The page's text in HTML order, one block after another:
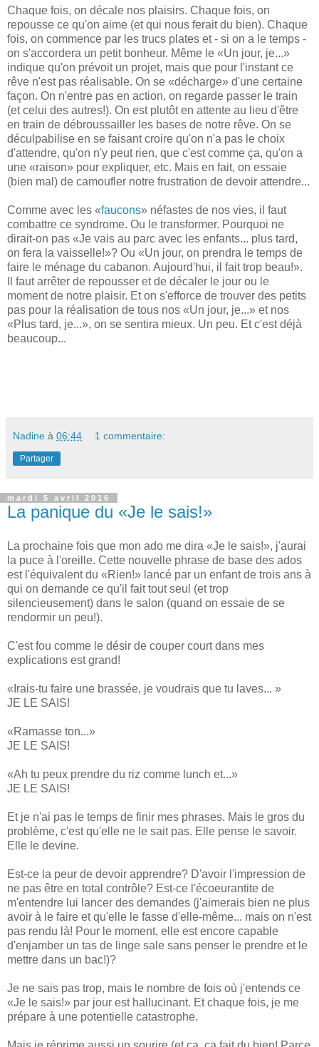
Chaque fois, on décale nos plaisirs. Chaque fois, on
repousse ce qu'on aime (et qui nous ferait du bien). Chaque
fois, on commence par les trucs plates et - si on a le temps -
on s'accordera un petit bonheur. Même le «Un jour, je...»
indique qu'on prévoit un projet, mais que pour l'instant ce
rêve n'est pas réalisable. On se «décharge» d'une certaine
façon. On n'entre pas en action, on regarde passer le train
(et celui des autres!). On est plutôt en attente au lieu d'être
en train de débroussailler les bases de notre rêve. On se
déculpabilise en se faisant croire qu'on n'a pas le choix
d'attendre, qu'on n'y peut rien, que c'est comme ça, qu'on a
une «raison» pour expliquer, etc. Mais en fait, on essaie
(bien mal) de camoufler notre frustration de devoir attendre...
Comme avec les «faucons» néfastes de nos vies, il faut
combattre ce syndrome. Ou le transformer. Pourquoi ne
dirait-on pas «Je vais au parc avec les enfants... plus tard,
on fera la vaisselle!»? Ou «Un jour, on prendra le temps de
faire le ménage du cabanon. Aujourd'hui, il fait trop beau!».
Il faut arrêter de repousser et de décaler le jour ou le
moment de notre plaisir. Et on s'efforce de trouver des petits
pas pour la réalisation de tous nos «Un jour, je...» et nos
«Plus tard, je...», on se sentira mieux. Un peu. Et c'est déjà
beaucoup...
Nadine à 06:44 1 commentaire:
Partager
mardi 5 avril 2016
La panique du «Je le sais!»
La prochaine fois que mon ado me dira «Je le sais!», j'aurai
la puce à l'oreille. Cette nouvelle phrase de base des ados
est l'équivalent du «Rien!» lancé par un enfant de trois ans à
qui on demande ce qu'il fait tout seul (et trop
silencieusement) dans le salon (quand on essaie de se
rendormir un peu!).
C'est fou comme le désir de couper court dans mes
explications est grand!
«Irais-tu faire une brassée, je voudrais que tu laves... »
JE LE SAIS!
«Ramasse ton...»
JE LE SAIS!
«Ah tu peux prendre du riz comme lunch et...»
JE LE SAIS!
Et je n'ai pas le temps de finir mes phrases. Mais le gros du
problème, c'est qu'elle ne le sait pas. Elle pense le savoir.
Elle le devine.
Est-ce la peur de devoir apprendre? D'avoir l'impression de
ne pas être en total contrôle? Est-ce l'écoeurantite de
m'entendre lui lancer des demandes (j'aimerais bien ne plus
avoir à le faire et qu'elle le fasse d'elle-même... mais on n'est
pas rendu là! Pour le moment, elle est encore capable
d'enjamber un tas de linge sale sans penser le prendre et le
mettre dans un bac!)?
Je ne sais pas trop, mais le nombre de fois où j'entends ce
«Je le sais!» par jour est hallucinant. Et chaque fois, je me
prépare à une potentielle catastrophe.